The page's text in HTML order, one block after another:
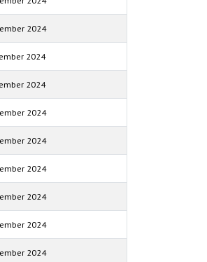
2024
2024
2024
2024
2024
2024
2024
2024
2024